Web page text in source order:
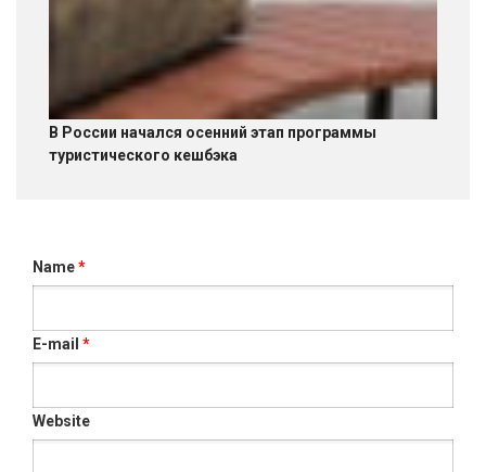
В России начался осенний этап программы
туристического кешбэка
Name*
E-mail *
Website